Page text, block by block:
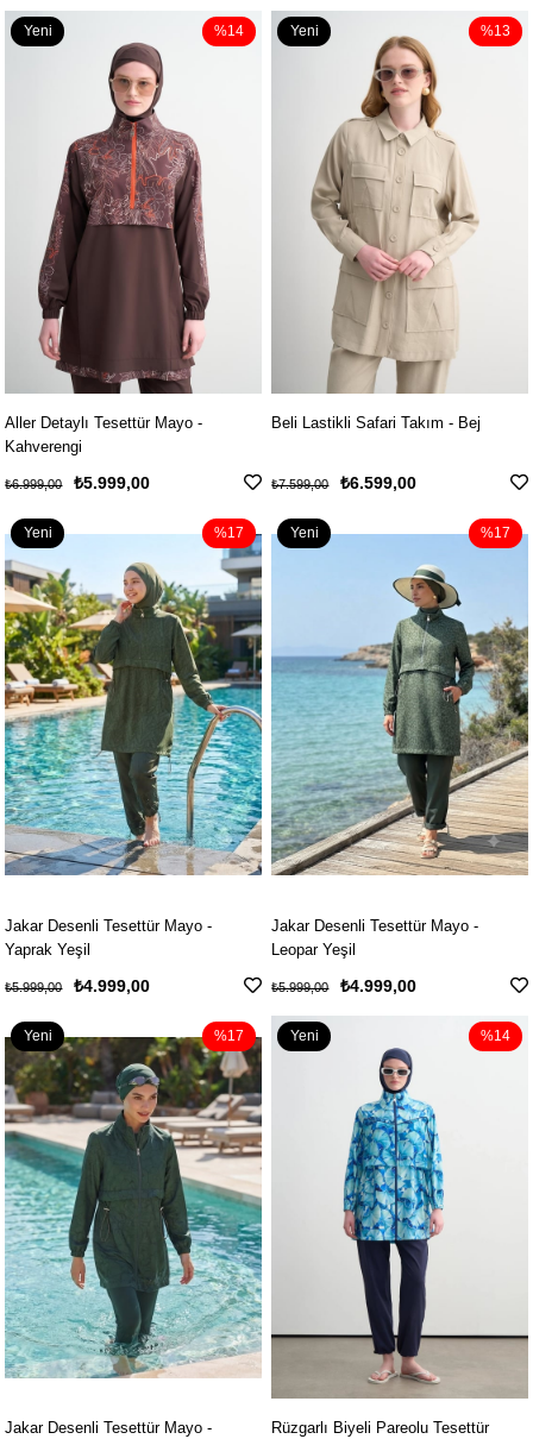
Aller Detaylı Tesettür Mayo -
Kahverengi
₺5.999,00
₺6.999,00
%14
Yeni
Beli Lastikli Safari Takım - Bej
₺6.599,00
₺7.599,00
%13
Yeni
Jakar Desenli Tesettür Mayo -
Yaprak Yeşil
₺4.999,00
₺5.999,00
%17
Yeni
Ürün
Jakar Desenli Tesettür Mayo -
Leopar Yeşil
₺4.999,00
₺5.999,00
%17
Yeni
Jakar Desenli Tesettür Mayo -
%17
Yeni
Ürün
Rüzgarlı Biyeli Pareolu Tesettür
%14
Yeni